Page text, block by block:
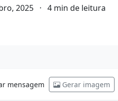
2025 · 4 min de leitura
mensagem Gerar imagem